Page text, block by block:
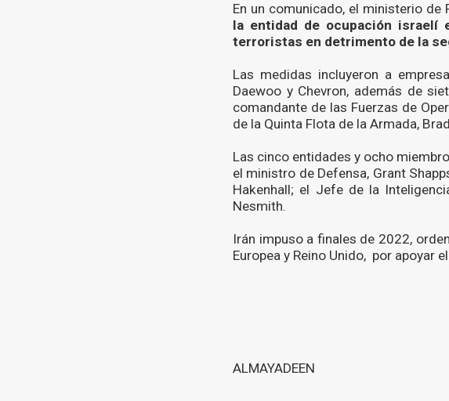
En un comunicado, el ministerio
la entidad de ocupación israelí
terroristas en detrimento de la
Las medidas incluyeron a
Daewoo y Chevron, además de
comandante de las Fuerzas de
de la Quinta Flota de la Armada,
Las cinco entidades y ocho
el ministro de Defensa, Grant
Hakenhall; el Jefe de la
Nesmith.
Irán impuso a finales de 2022,
Europea y Reino Unido, por apoyar
ALMAYADEEN